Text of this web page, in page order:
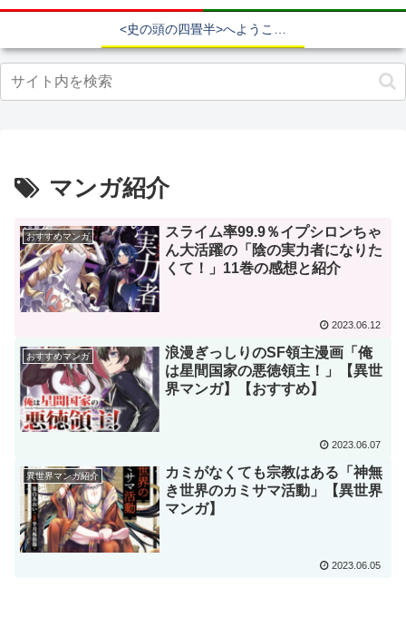
マンガ紹介
おすすめマンガ
スライム率99.9％イプシロンちゃ
ん大活躍の「陰の実力者になりた
くて！」11巻の感想と紹介
2023.06.12
おすすめマンガ
浪漫ぎっしりのSF領主漫画「俺
は星間国家の悪徳領主！」【異世
界マンガ】【おすすめ】
2023.06.07
異世界マンガ紹介
カミがなくても宗教はある「神無
き世界のカミサマ活動」【異世界
マンガ】
2023.06.05